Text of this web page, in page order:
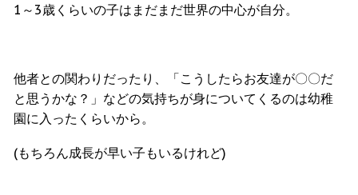
1～3歳くらいの子はまだまだ世界の中心が自分。
他者との関わりだったり、「こうしたらお友達が〇〇だ
と思うかな？」などの気持ちが身についてくるのは幼稚
園に入ったくらいから。
(もちろん成長が早い子もいるけれど)